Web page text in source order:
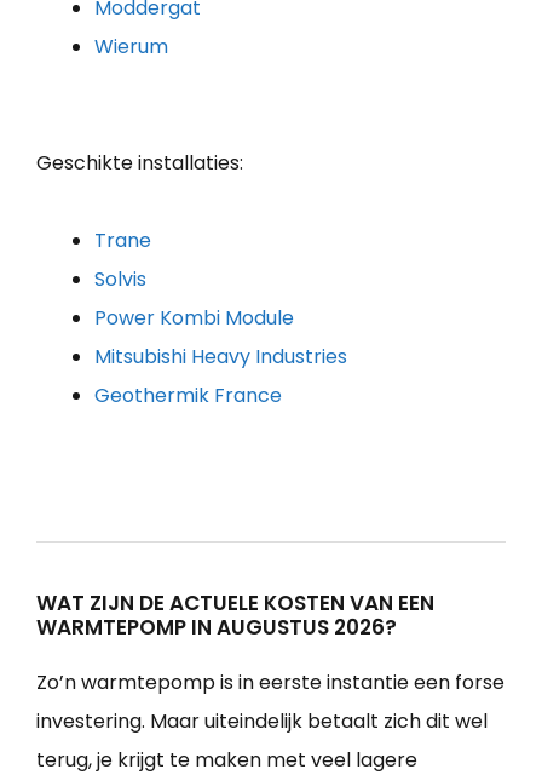
Moddergat
Wierum
Geschikte installaties:
Trane
Solvis
Power Kombi Module
Mitsubishi Heavy Industries
Geothermik France
WAT ZIJN DE ACTUELE KOSTEN VAN EEN
WARMTEPOMP IN AUGUSTUS 2026?
Zo’n warmtepomp is in eerste instantie een forse
investering. Maar uiteindelijk betaalt zich dit wel
terug, je krijgt te maken met veel lagere